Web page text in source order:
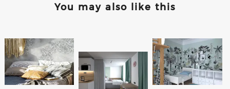
You may also like this